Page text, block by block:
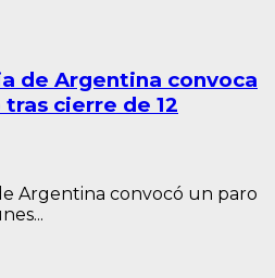
de Argentina convoca
cierre de 12
Argentina convocó un paro